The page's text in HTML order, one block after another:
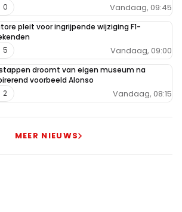
Vandaag, 09:45
0
pleit voor ingrijpende wijziging F1-
Vandaag, 09:00
5
droomt van eigen museum na
voorbeeld Alonso
Vandaag, 08:15
2
MEER NIEUWS